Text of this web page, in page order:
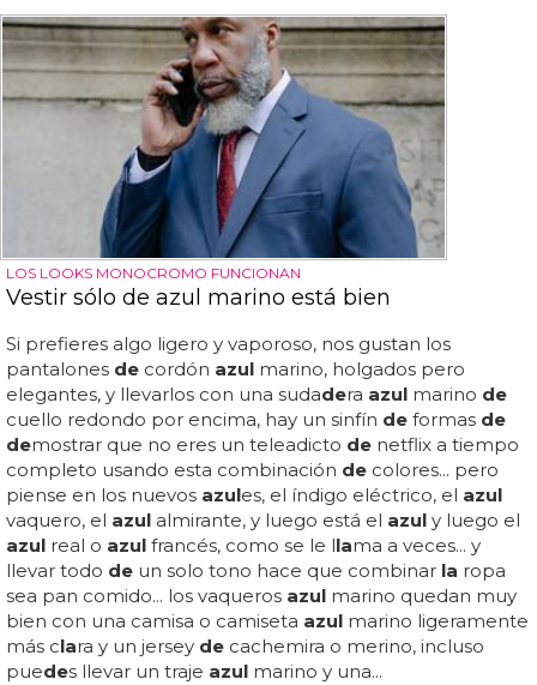
LOS LOOKS MONOCROMO FUNCIONAN
Vestir sólo de azul marino está bien
Si prefieres algo ligero y vaporoso, nos gustan los
pantalones de cordón azul marino, holgados pero
elegantes, y llevarlos con una sudadera azul marino de
cuello redondo por encima, hay un sinfín de formas de
demostrar que no eres un teleadicto de netflix a tiempo
completo usando esta combinación de colores... pero
piense en los nuevos azules, el índigo eléctrico, el azul
vaquero, el azul almirante, y luego está el azul y luego el
azul real o azul francés, como se le llama a veces... y
llevar todo de un solo tono hace que combinar la ropa
sea pan comido... los vaqueros azul marino quedan muy
bien con una camisa o camiseta azul marino ligeramente
más clara y un jersey de cachemira o merino, incluso
puedes llevar un traje azul marino y una...